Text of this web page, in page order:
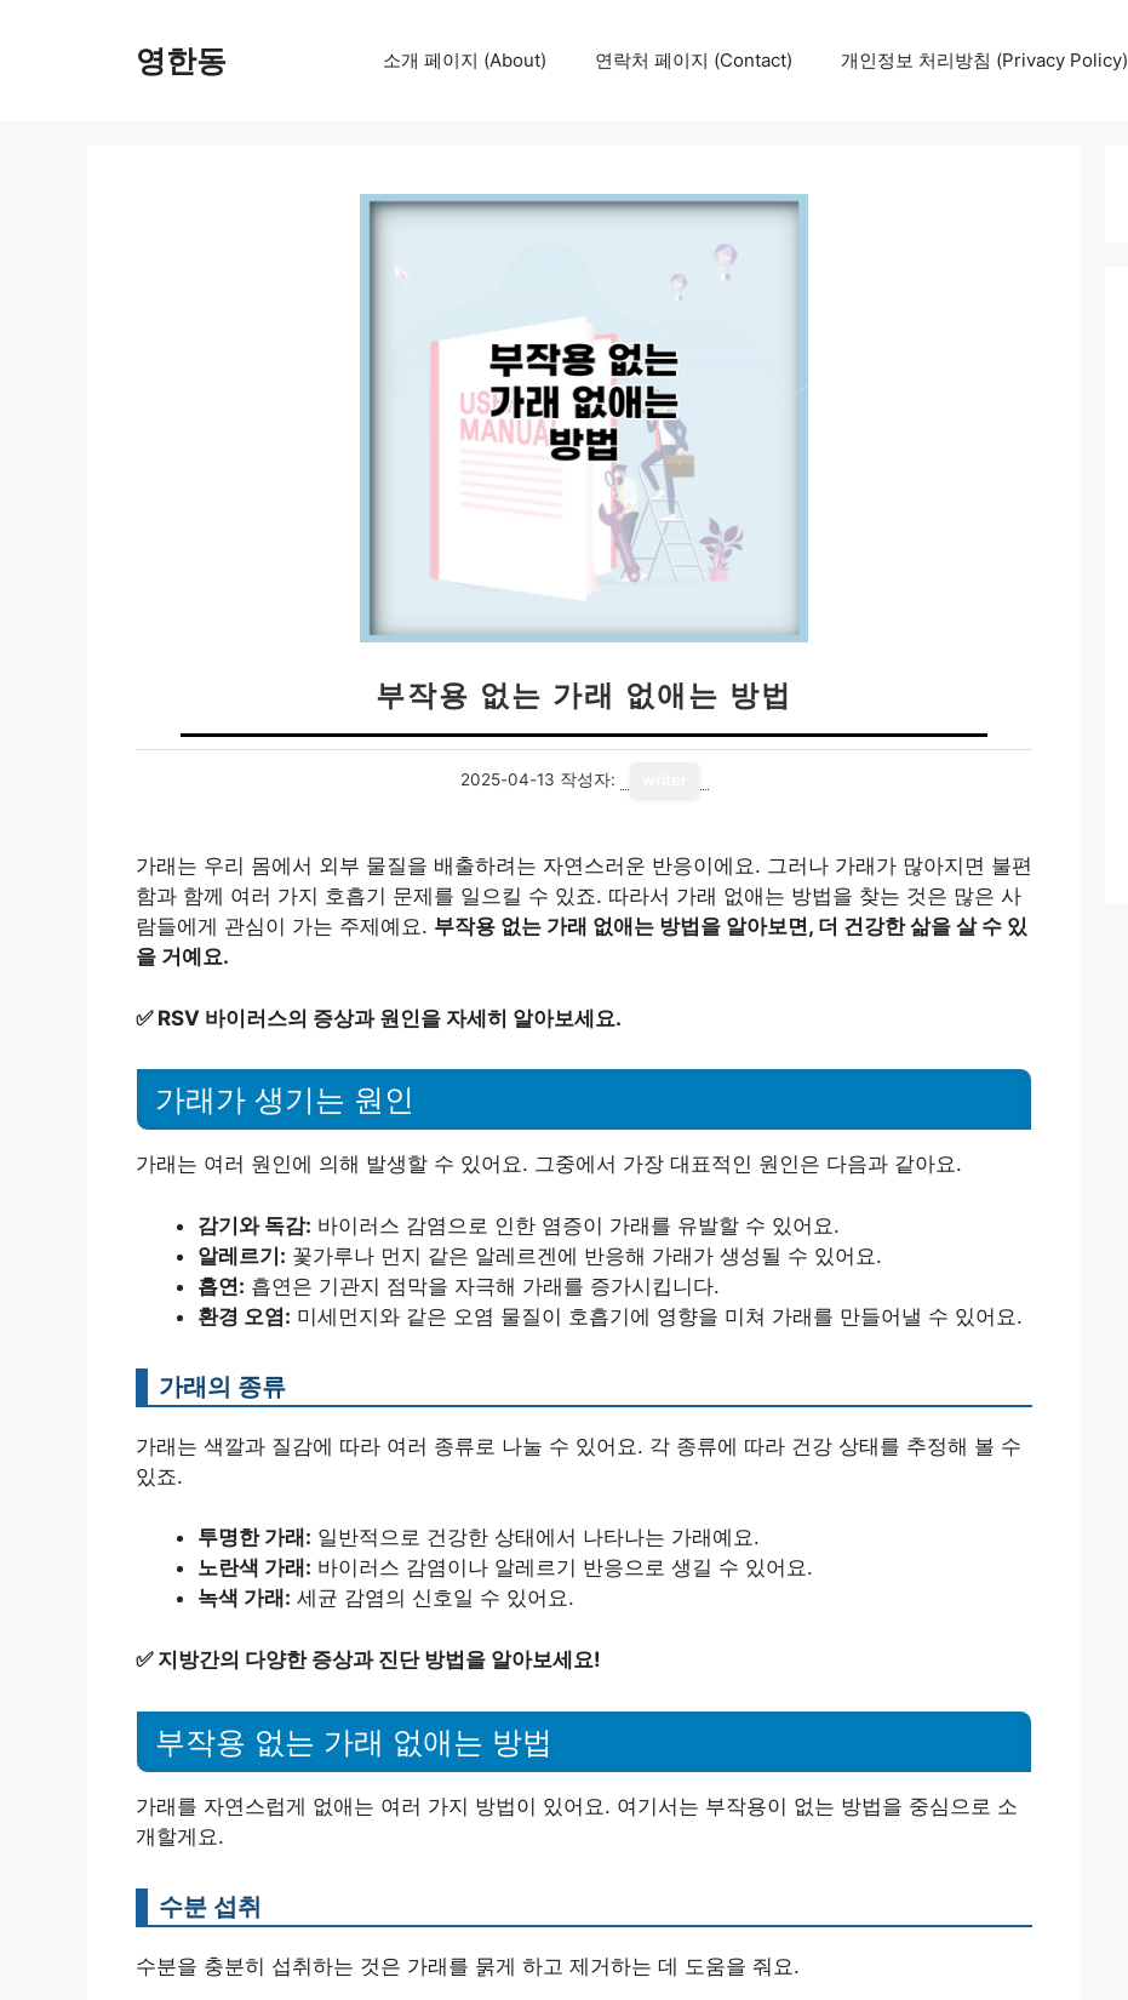
영한동 소개 페이지 (About) 연락처 페이지 (Contact) 개인정보 처리방침 (Privacy Policy)
부작용 없는 가래 없애는 방법
2025-04-13 작성자:
가래는 우리 몸에서 외부 물질을 배출하려는 자연스러운 반응이에요. 그러나 가래가 많아지면 불편
함과 함께 여러 가지 호흡기 문제를 일으킬 수 있죠. 따라서 가래 없애는 방법을 찾는 것은 많은 사
람들에게 관심이 가는 주제예요. 부작용 없는 가래 없애는 방법을 알아보면, 더 건강한 삶을 살 수 있
을 거예요.
✅ RSV 바이러스의 증상과 원인을 자세히 알아보세요.
가래가 생기는 원인
가래는 여러 원인에 의해 발생할 수 있어요. 그중에서 가장 대표적인 원인은 다음과 같아요.
감기와 독감: 바이러스 감염으로 인한 염증이 가래를 유발할 수 있어요.
알레르기: 꽃가루나 먼지 같은 알레르겐에 반응해 가래가 생성될 수 있어요.
흡연: 흡연은 기관지 점막을 자극해 가래를 증가시킵니다.
환경 오염: 미세먼지와 같은 오염 물질이 호흡기에 영향을 미쳐 가래를 만들어낼 수 있어요.
가래의 종류
가래는 색깔과 질감에 따라 여러 종류로 나눌 수 있어요. 각 종류에 따라 건강 상태를 추정해 볼 수
있죠.
투명한 가래: 일반적으로 건강한 상태에서 나타나는 가래예요.
노란색 가래: 바이러스 감염이나 알레르기 반응으로 생길 수 있어요.
녹색 가래: 세균 감염의 신호일 수 있어요.
✅ 지방간의 다양한 증상과 진단 방법을 알아보세요!
부작용 없는 가래 없애는 방법
가래를 자연스럽게 없애는 여러 가지 방법이 있어요. 여기서는 부작용이 없는 방법을 중심으로 소
개할게요.
수분 섭취
수분을 충분히 섭취하는 것은 가래를 묽게 하고 제거하는 데 도움을 줘요.